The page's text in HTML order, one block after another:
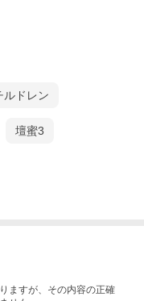
ルドレン
壇蜜3
ますが、その内容の正確